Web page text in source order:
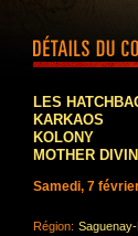
LES
KARKAOS
KOLONY
MOTHER
Samedi, 7
Région: